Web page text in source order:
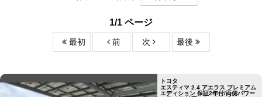
1/1 ページ
最初 前 次 最後
トヨタ
エスティマ 2.4 アエラス プレミアム
エディション 保証2年付/両側パワー